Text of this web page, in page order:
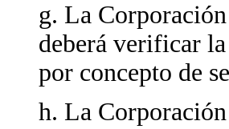
g. La
deberá verificar
por concepto de
h. La